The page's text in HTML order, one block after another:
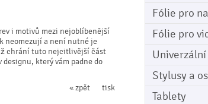
Fólie pro
Fólie pro
Stylusy a
Tablety
i motivů mezi nejoblíbenější
neomezují a není nutné je
chrání tuto nejcitlivější část
který vám padne do
tisk
« zpět